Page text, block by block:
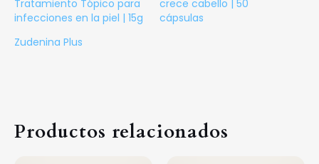
Tratamiento Tópico para
infecciones en la piel | 15g
crece cabello | 50
cápsulas
Zudenina Plus
Productos relacionados